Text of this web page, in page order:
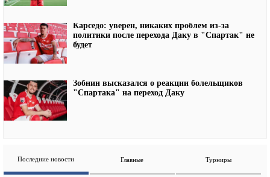
Карседо: уверен, никаких проблем из-за
политики после перехода Даку в "Спартак" не
будет
Зобнин высказался о реакции болельщиков
"Спартака" на переход Даку
Последние новости Главные Турниры